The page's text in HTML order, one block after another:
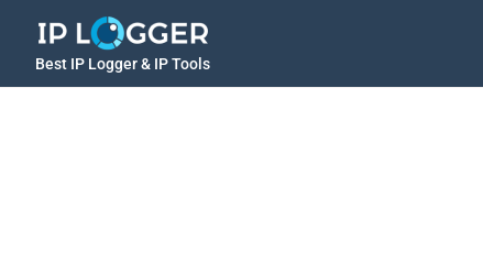
Best IP Logger & IP Tools